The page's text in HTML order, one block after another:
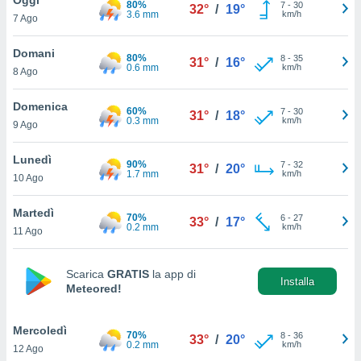
è
al sito
di
ci
di
il
un
la
nella
7 Ago
80%
3.6 mm
32° / 19° 7- 30
km/h
Domani
8 Ago
80%
0.6 mm
31° / 16° 8- 35
km/h
Domenica
9 Ago
60%
0.3 mm
31° / 18° 7- 30
km/h
Lunedì
10 Ago
90%
1.7 mm
31° / 20° 7- 32
km/h
Martedì
11 Ago
70%
0.2 mm
33° / 17° 6- 27
km/h
Scarica GRATIS la app di
Meteored!
Installa
Mercoledì
12 Ago
70%
0.2 mm
33° / 20° 8- 36
km/h